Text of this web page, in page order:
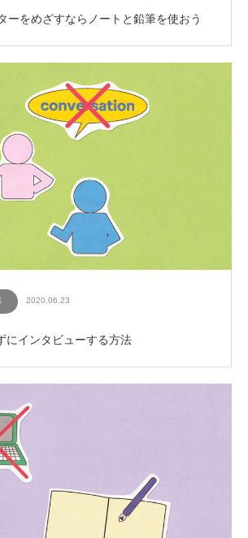
ーをめざすならノートと鉛筆を使おう
2020.06.23
にインタビューする方法